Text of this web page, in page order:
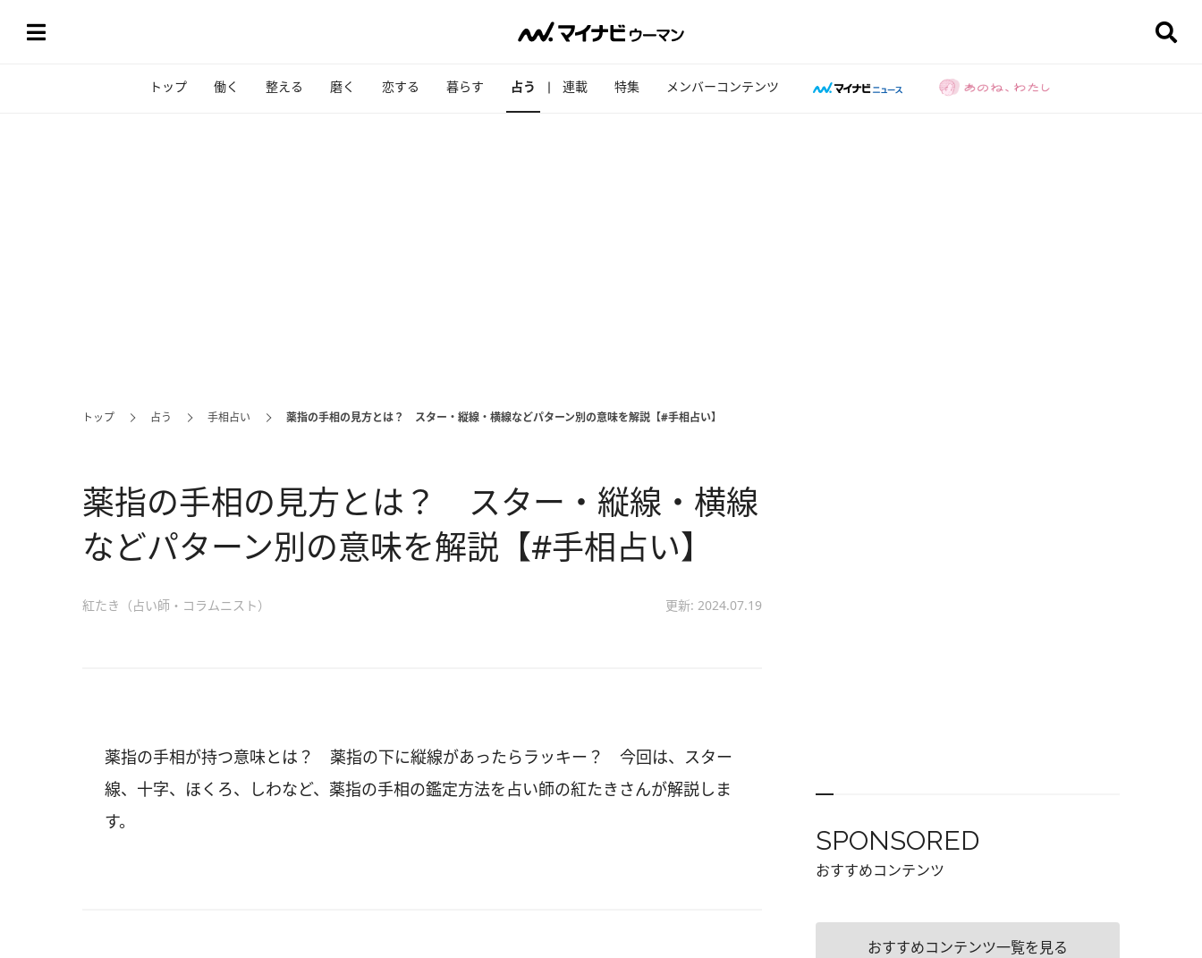
トップ 働く 整える 磨く 恋する 暮らす 占う 連載 特集 メンバーコンテンツ
トップ 占う 手相占い 薬指の手相の見方とは？ スター・縦線・横線などパターン別の意味を解説【#手相占い】
薬指の手相の見方とは？ スター・縦線・横線
などパターン別の意味を解説【#手相占い】
紅たき（占い師・コラムニスト） 更新: 2024.07.19
薬指の手相が持つ意味とは？ 薬指の下に縦線があったらラッキー？ 今回は、スター
線、十字、ほくろ、しわなど、薬指の手相の鑑定方法を占い師の紅たきさんが解説しま
す。
SPONSORED
おすすめコンテンツ
おすすめコンテンツ一覧を見る